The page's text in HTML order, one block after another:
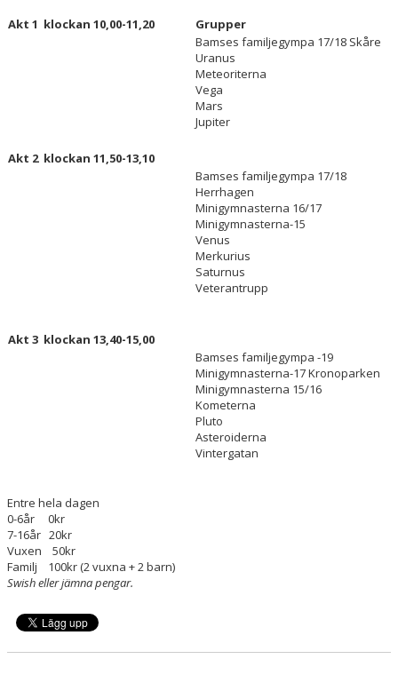
FRITIDSKORTET
Akt 1 klockan 10,00-11,20
Grupper
Bamses familjegympa 17/18 Skåre
Uranus
Meteoriterna
Vega
Mars
Jupiter
Akt 2 klockan 11,50-13,10
Bamses familjegympa 17/18
Herrhagen
Minigymnasterna 16/17
Minigymnasterna-15
Venus
Merkurius
Saturnus
Veterantrupp
Akt 3 klockan 13,40-15,00
Bamses familjegympa -19
Minigymnasterna-17 Kronoparken
Minigymnasterna 15/16
Kometerna
Pluto
Asteroiderna
Vintergatan
Entre hela dagen
0-6år 0kr
7-16år 20kr
Vuxen 50kr
Familj 100kr (2 vuxna + 2 barn)
Swish eller jämna pengar.